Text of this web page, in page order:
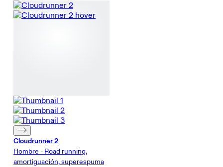
Cloudrunner 2
Hombre - Road running,
amortiguación, superespuma